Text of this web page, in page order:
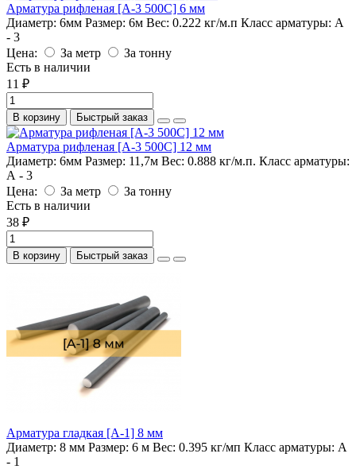
Арматура рифленая [А-3 500С] 6 мм
Диаметр: 6мм Размер: 6м Вес: 0.222 кг/м.п Класс арматуры: А
- 3
Цена:
За метр
За тонну
Есть в наличии
11 ₽
В корзину Быстрый заказ
Арматура рифленая [А-3 500С] 12 мм
Диаметр: 6мм Размер: 11,7м Вес: 0.888 кг/м.п. Класс арматуры:
А - 3
Цена:
За метр
За тонну
Есть в наличии
38 ₽
В корзину Быстрый заказ
Арматура гладкая [А-1] 8 мм
Диаметр: 8 мм Размер: 6 м Вес: 0.395 кг/мп Класс арматуры: А
- 1